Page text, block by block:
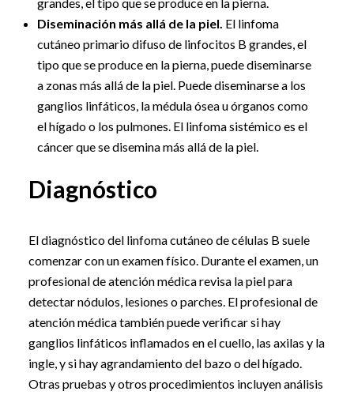
Diseminación más allá de la piel. El linfoma
cutáneo primario difuso de linfocitos B grandes, el
tipo que se produce en la pierna, puede diseminarse
a zonas más allá de la piel. Puede diseminarse a los
ganglios linfáticos, la médula ósea u órganos como
el hígado o los pulmones. El linfoma sistémico es el
cáncer que se disemina más allá de la piel.
Diagnóstico
El diagnóstico del linfoma cutáneo de células B suele
comenzar con un examen físico. Durante el examen, un
profesional de atención médica revisa la piel para
detectar nódulos, lesiones o parches. El profesional de
atención médica también puede verificar si hay
ganglios linfáticos inflamados en el cuello, las axilas y la
ingle, y si hay agrandamiento del bazo o del hígado.
Otras pruebas y otros procedimientos incluyen análisis